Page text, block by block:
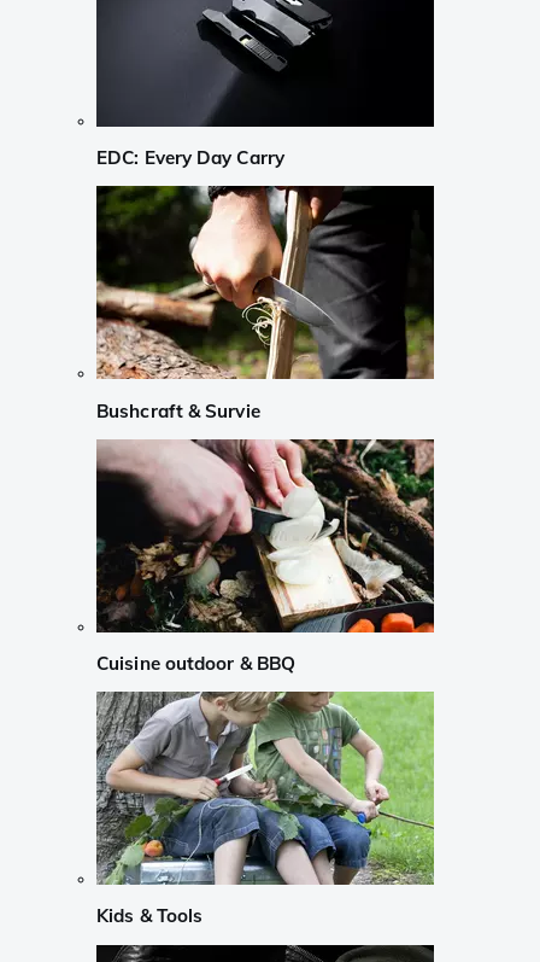
EDC: Every Day Carry
Bushcraft & Survie
Cuisine outdoor & BBQ
Kids & Tools